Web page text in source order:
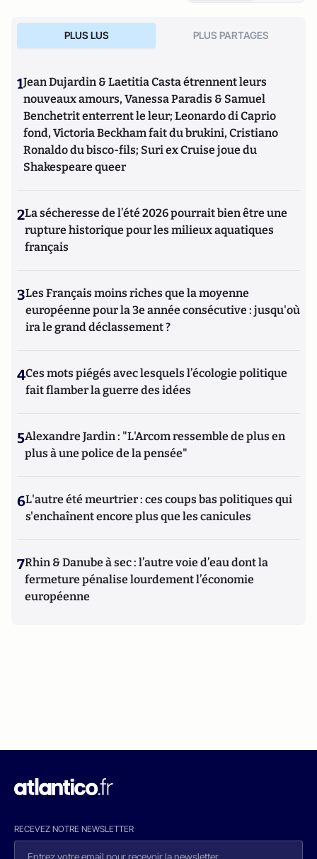
PLUS LUS PLUS PARTAGES
1Jean Dujardin & Laetitia Casta étrennent leurs
nouveaux amours, Vanessa Paradis & Samuel
Benchetrit enterrent le leur; Leonardo di Caprio
fond, Victoria Beckham fait du brukini, Cristiano
Ronaldo du bisco-fils; Suri ex Cruise joue du
Shakespeare queer
2La sécheresse de l’été 2026 pourrait bien être une
rupture historique pour les milieux aquatiques
français
3Les Français moins riches que la moyenne
européenne pour la 3e année consécutive : jusqu'où
ira le grand déclassement ?
4Ces mots piégés avec lesquels l’écologie politique
fait flamber la guerre des idées
5Alexandre Jardin : "L'Arcom ressemble de plus en
plus à une police de la pensée"
6L'autre été meurtrier : ces coups bas politiques qui
s'enchaînent encore plus que les canicules
7Rhin & Danube à sec : l’autre voie d’eau dont la
fermeture pénalise lourdement l’économie
européenne
RECEVEZ NOTRE NEWSLETTER